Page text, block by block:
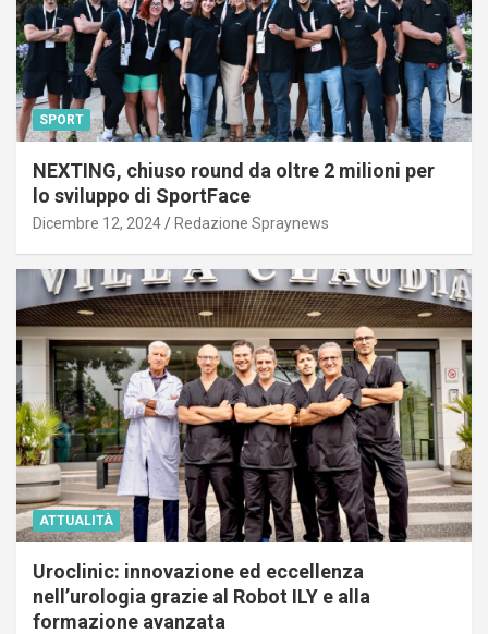
SPORT
NEXTING, chiuso round da oltre 2 milioni per
lo sviluppo di SportFace
Dicembre 12, 2024 Redazione Spraynews
ATTUALITÀ
Uroclinic: innovazione ed eccellenza
nell’urologia grazie al Robot ILY e alla
formazione avanzata